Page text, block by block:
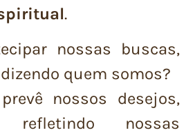
.
nossas buscas,
quem somos?
nossos desejos,
nossas